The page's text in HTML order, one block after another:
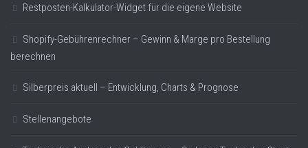
Restposten-Kalkulator-Widget für die eigene Website
Shopify-Gebührenrechner – Gewinn & Marge pro Bestellung
berechnen
Silberpreis aktuell – Entwicklung, Charts & Prognose
Stellenangebote